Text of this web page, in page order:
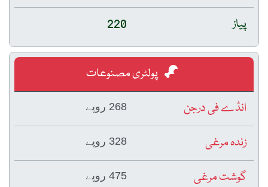
پیاز
220
پولٹری مصنوعات
انڈے فی درجن
268 روپے
زندہ مرغی 328 روپے
گوشت مرغی 475 روپے